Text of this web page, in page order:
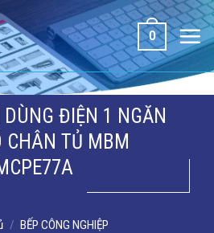
0
ĐIỆN 1 NGĂN
CHÂN TỦ MBM
/ BẾP CÔNG NGHIỆP